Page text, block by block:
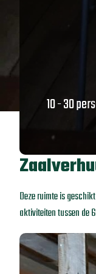
10 - 30
Deze ruimte is
aktiviteiten tussen de